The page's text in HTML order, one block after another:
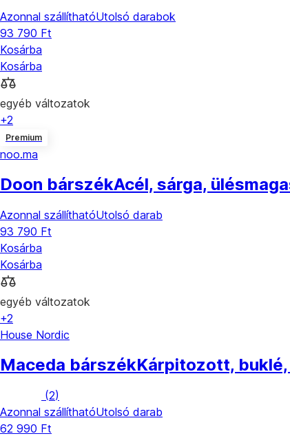
Azonnal szállíthatóUtolsó darabok
93 790 Ft
Kosárba
Kosárba
egyéb változatok
+2
Premium
noo.ma
Doon bárszékAcél, sárga,
Azonnal szállíthatóUtolsó darab
93 790 Ft
Kosárba
Kosárba
egyéb változatok
+2
House Nordic
Maceda bárszékKárpitozott,
(2)
Azonnal szállíthatóUtolsó darab
62 990 Ft